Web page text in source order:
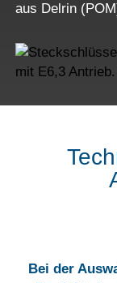
aus Delrin
Bei der